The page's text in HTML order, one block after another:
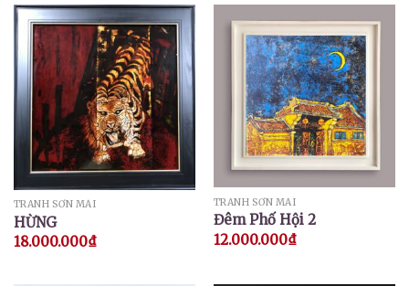
TRANH SƠN MÀI
HỪNG
18.000.000₫
TRANH SƠN MÀI
Đêm Phố Hội 2
12.000.000₫